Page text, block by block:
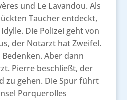
und Le Lavandou. Als
Taucher entdeckt,
Die Polizei geht von
der Notarzt hat Zweifel.
Aber dann
Pierre beschließt, der
zu gehen. Die Spur führt
Porquerolles